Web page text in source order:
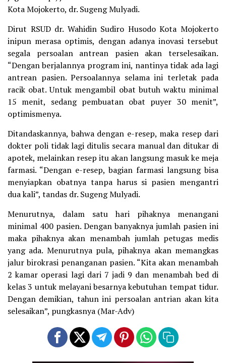
Kota Mojokerto, dr. Sugeng Mulyadi.
Dirut RSUD dr. Wahidin Sudiro Husodo Kota Mojokerto
inipun merasa optimis, dengan adanya inovasi tersebut
segala persoalan antrean pasien akan terselesaikan.
“Dengan berjalannya program ini, nantinya tidak ada lagi
antrean pasien. Persoalannya selama ini terletak pada
racik obat. Untuk mengambil obat butuh waktu minimal
15 menit, sedang pembuatan obat puyer 30 menit”,
optimismenya.
Ditandaskannya, bahwa dengan e-resep, maka resep dari
dokter poli tidak lagi ditulis secara manual dan ditukar di
apotek, melainkan resep itu akan langsung masuk ke meja
farmasi. “Dengan e-resep, bagian farmasi langsung bisa
menyiapkan obatnya tanpa harus si pasien mengantri
dua kali”, tandas dr. Sugeng Mulyadi.
Menurutnya, dalam satu hari pihaknya menangani
minimal 400 pasien. Dengan banyaknya jumlah pasien ini
maka pihaknya akan menambah jumlah petugas medis
yang ada. Menurutnya pula, pihaknya akan memangkas
jalur birokrasi penanganan pasien. “Kita akan menambah
2 kamar operasi lagi dari 7 jadi 9 dan menambah bed di
kelas 3 untuk melayani besarnya kebutuhan tempat tidur.
Dengan demikian, tahun ini persoalan antrian akan kita
selesaikan”, pungkasnya (Mar-Adv)